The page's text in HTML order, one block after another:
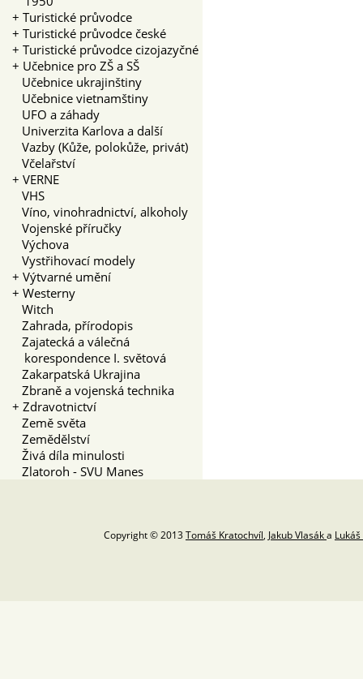
+ Turistické průvodce
+ Turistické průvodce české
+ Turistické průvodce cizojazyčné
+ Učebnice pro ZŠ a SŠ
Učebnice ukrajinštiny
Učebnice vietnamštiny
UFO a záhady
Univerzita Karlova a další
Vazby (Kůže, polokůže, privát)
Včelařství
+ VERNE
VHS
Víno, vinohradnictví, alkoholy
Vojenské příručky
Výchova
Vystřihovací modely
+ Výtvarné umění
+ Westerny
Witch
Zahrada, přírodopis
Zajatecká a válečná
korespondence I. světová
Zakarpatská Ukrajina
Zbraně a vojenská technika
+ Zdravotnictví
Země světa
Zemědělství
Živá díla minulosti
Zlatoroh - SVU Manes
Copyright © 2013Tomáš Kratochvíl, Jakub Vlasáka